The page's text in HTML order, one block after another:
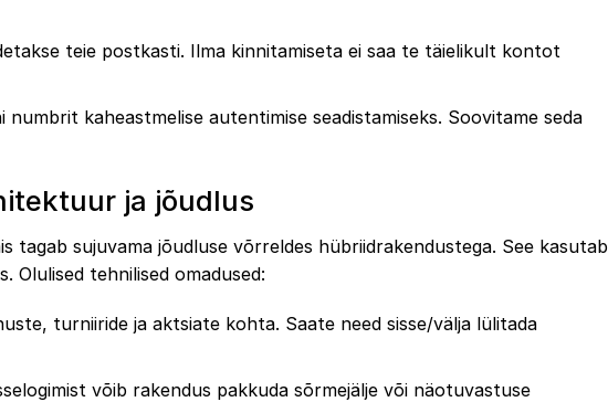
teie postkasti. Ilma kinnitamiseta ei saa te täielikult kontot
numbrit kaheastmelise autentimise seadistamiseks. Soovitame seda
ja jõudlus
tagab sujuvama jõudluse võrreldes hübriidrakendustega. See kasutab
Olulised tehnilised omadused:
turniiride ja aktsiate kohta. Saate need sisse/välja lülitada
võib rakendus pakkuda sõrmejälje või näotuvastuse